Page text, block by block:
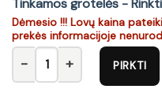
Tinkamos grotelės -
Dėmesio !!! Lovų kaina
prekės informacijoje
produkto kiekis: Lova YORK
PIRKTI